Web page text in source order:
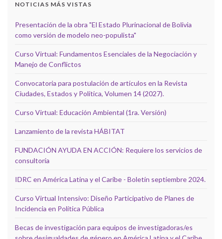
NOTICIAS MÁS VISTAS
Presentación de la obra "El Estado Plurinacional de Bolivia
como versión de modelo neo-populista"
Curso Virtual: Fundamentos Esenciales de la Negociación y
Manejo de Conflictos
Convocatoria para postulación de artículos en la Revista
Ciudades, Estados y Política, Volumen 14 (2027).
Curso Virtual: Educación Ambiental (1ra. Versión)
Lanzamiento de la revista HÁBITAT
FUNDACIÓN AYUDA EN ACCIÓN: Requiere los servicios de
consultoría
IDRC en América Latina y el Caribe - Boletín septiembre 2024.
Curso Virtual Intensivo: Diseño Participativo de Planes de
Incidencia en Política Pública
Becas de investigación para equipos de investigadoras/es